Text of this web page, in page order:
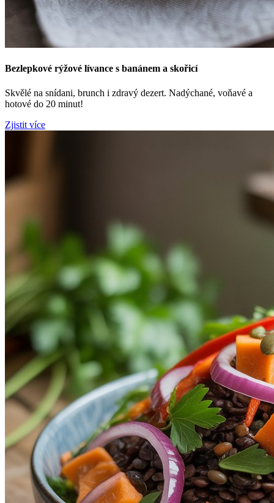
Bezlepkové rýžové lívance s banánem a skořicí
Skvělé na snídani, brunch i zdravý dezert. Nadýchané, voňavé a
hotové do 20 minut!
Zjistit více